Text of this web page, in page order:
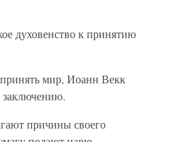
духовенство к принятию
мир, Иоанн Векк
заключению.
причины своего